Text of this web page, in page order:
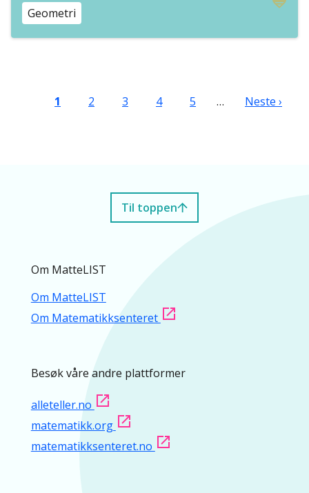
Geometri
SiderNåværende side
1 Side
2 Side
3 Side
4 Side
5 … Neste side
Neste ›
Til toppen
Om MatteLIST
Om MatteLIST
Om Matematikksenteret
Besøk våre andre plattformer
alleteller.no
matematikk.org
matematikksenteret.no